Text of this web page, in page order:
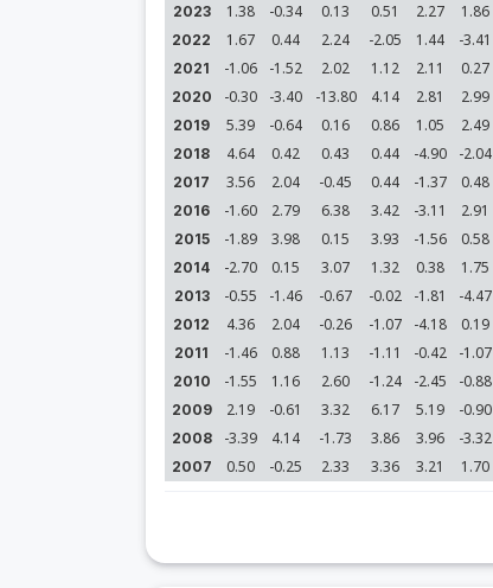
2023 1.38 -0.34 0.13 0.51 2.27 1.86
2022 1.67 0.44 2.24 -2.05 1.44 -3.41
2021 -1.06 -1.52 2.02 1.12 2.11 0.27
2020 -0.30 -3.40 -13.80 4.14 2.81 2.99
2019 5.39 -0.64 0.16 0.86 1.05 2.49
2018 4.64 0.42 0.43 0.44 -4.90 -2.04
2017 3.56 2.04 -0.45 0.44 -1.37 0.48
2016 -1.60 2.79 6.38 3.42 -3.11 2.91
2015 -1.89 3.98 0.15 3.93 -1.56 0.58
2014 -2.70 0.15 3.07 1.32 0.38 1.75
2013 -0.55 -1.46 -0.67 -0.02 -1.81 -4.47
2012 4.36 2.04 -0.26 -1.07 -4.18 0.19
2011 -1.46 0.88 1.13 -1.11 -0.42 -1.07
2010 -1.55 1.16 2.60 -1.24 -2.45 -0.88
2009 2.19 -0.61 3.32 6.17 5.19 -0.90
2008 -3.39 4.14 -1.73 3.86 3.96 -3.32
2007 0.50 -0.25 2.33 3.36 3.21 1.70